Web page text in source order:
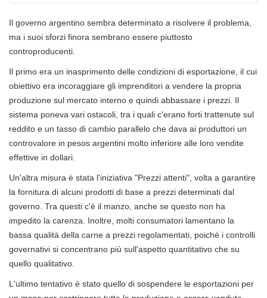
Il governo argentino sembra determinato a risolvere il problema,
ma i suoi sforzi finora sembrano essere piuttosto
controproducenti.
Il primo era un inasprimento delle condizioni di esportazione, il cui
obiettivo era incoraggiare gli imprenditori a vendere la propria
produzione sul mercato interno e quindi abbassare i prezzi. Il
sistema poneva vari ostacoli, tra i quali c'erano forti trattenute sul
reddito e un tasso di cambio parallelo che dava ai produttori un
controvalore in pesos argentini molto inferiore alle loro vendite
effettive in dollari.
Un'altra misura è stata l'iniziativa "Prezzi attenti", volta a garantire
la fornitura di alcuni prodotti di base a prezzi determinati dal
governo. Tra questi c'è il manzo, anche se questo non ha
impedito la carenza. Inoltre, molti consumatori lamentano la
bassa qualità della carne a prezzi regolamentati, poiché i controlli
governativi si concentrano più sull'aspetto quantitativo che su
quello qualitativo.
L'ultimo tentativo è stato quello di sospendere le esportazioni per